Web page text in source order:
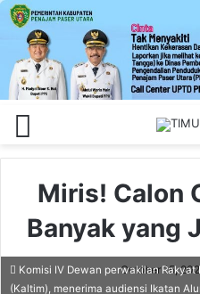
Miris! Calon
Banyak yang
October 15,
Komisi IV Dewan perwakilan Rakyat
(Kaltim), menerima audiensi Ikatan